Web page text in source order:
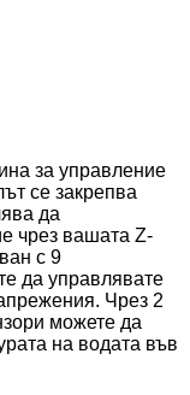
за управление
се закрепва
да
чрез вашата Z-
с 9
да управлявате
Чрез 2
можете да
на водата във